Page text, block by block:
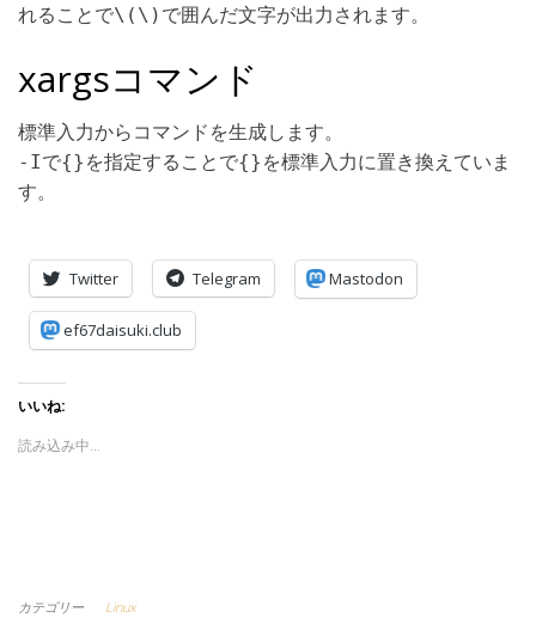
れることで\(\) で囲んだ文字が出力されます。
xargsコマンド
標準入力からコマンドを生成します。
-Iで{} を指定することで{} を標準入力に置き換えていま
す。
Twitter Telegram Mastodon
ef67daisuki.club
いいね:
読み込み中…
カテゴリー Linux